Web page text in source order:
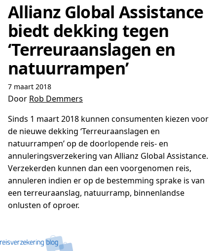
Allianz Global Assistance
biedt dekking tegen
‘Terreuraanslagen en
natuurrampen’
7 maart 2018
Door Rob Demmers
Sinds 1 maart 2018 kunnen consumenten kiezen voor
de nieuwe dekking ‘Terreuraanslagen en
natuurrampen’ op de doorlopende reis- en
annuleringsverzekering van Allianz Global Assistance.
Verzekerden kunnen dan een voorgenomen reis,
annuleren indien er op de bestemming sprake is van
een terreuraanslag, natuurramp, binnenlandse
onlusten of oproer.